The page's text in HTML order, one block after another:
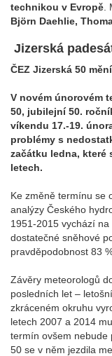
technikou v Evropě
Björn Daehlie,
Jizerská
ČEZ Jizerská 50
V novém únorovém
50, jubilejní 50.
víkendu 17.-19.
problémy s
začátku ledna, které
letech.
Ke změně termínu se
analýzy Českého
1951-2015 vychází
dostatečné sněhové
pravděpodobnost 83
Závěry meteorologů
posledních let –
zkráceném okruhu
letech 2007 a 2014
termín ovšem nebude
50 se v něm jezdila